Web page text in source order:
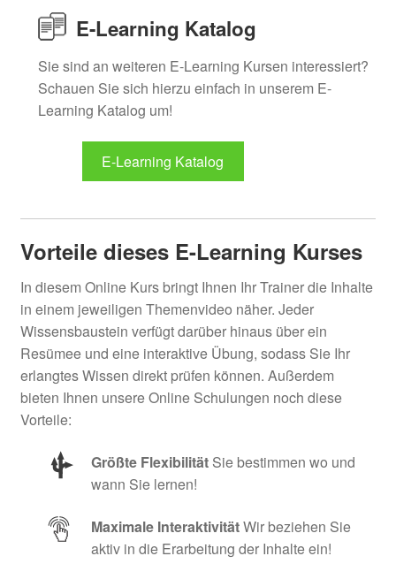
E-Learning Katalog
Sie sind an weiteren E-Learning Kursen interessiert?
Schauen Sie sich hierzu einfach in unserem E-
Learning Katalog um!
E-Learning Katalog
Vorteile dieses E-Learning Kurses
In diesem Online Kurs bringt Ihnen Ihr Trainer die Inhalte
in einem jeweiligen Themenvideo näher. Jeder
Wissensbaustein verfügt darüber hinaus über ein
Resümee und eine interaktive Übung, sodass Sie Ihr
erlangtes Wissen direkt prüfen können. Außerdem
bieten Ihnen unsere Online Schulungen noch diese
Vorteile:
Größte FlexibilitätSie bestimmen wo und
wann Sie lernen!
Maximale InteraktivitätWir beziehen Sie
aktiv in die Erarbeitung der Inhalte ein!